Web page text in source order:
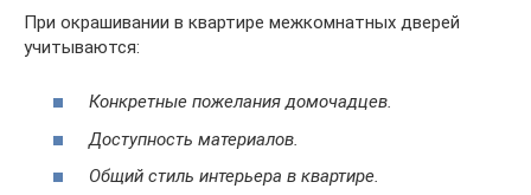
При окрашивании в квартире межкомнатных дверей
учитываются:
Конкретные пожелания домочадцев.
Доступность материалов.
Общий стиль интерьера в квартире.